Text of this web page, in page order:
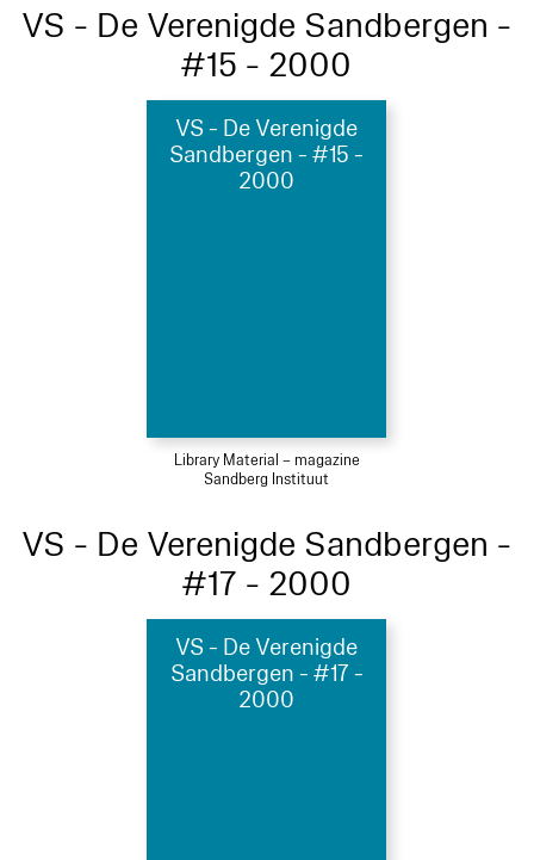
VS - De Verenigde Sandbergen -
#15 - 2000
VS - De Verenigde
Sandbergen - #15 -
2000
Library Material – magazine
Sandberg Instituut
VS - De Verenigde Sandbergen -
#17 - 2000
VS - De Verenigde
Sandbergen - #17 -
2000